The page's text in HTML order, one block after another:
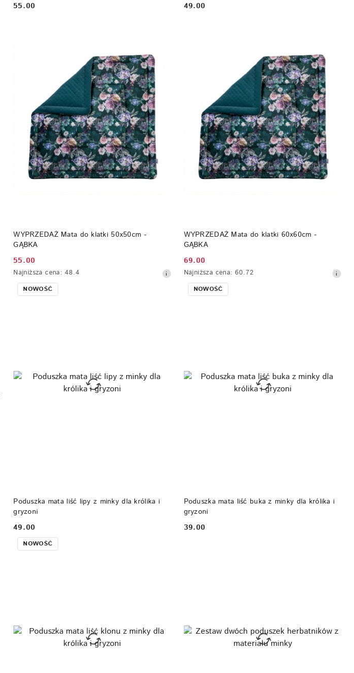
Cena:
55.00 Cena:
49.00
WYPRZEDAŻ Mata do klatki 50x50cm -
GĄBKA
Cena
promocyjna:
55.00
Najniższa
cena
Najniższa cena: 48.4
DO KOSZYKA
WYPRZEDAŻ Mata do klatki 60x60cm -
GĄBKA
Cena
promocyjna:
69.00
Najniższa
cena
Najniższa cena: 60.72
DO KOSZYKA
Poduszka mata liść lipy z minky dla królika i
gryzoni
Cena:
49.00
NOWOŚĆ
DO KOSZYKA
Poduszka mata liść buka z minky dla królika i
gryzoni
Cena:
39.00
NOWOŚĆ
DO KOSZYKA
NOWOŚĆ